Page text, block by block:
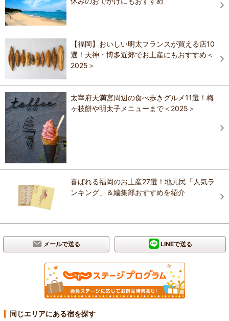
【福岡】おいしい明太フランスが買える店10
選！天神・博多近郊でお土産にもおすすめ＜
2025＞
太宰府天満宮周辺の食べ歩きグルメ11選！梅
ヶ枝餅や明太子メニューまで＜2025＞
喜ばれる福岡のお土産27選！地元民「人気ラ
ンキング」＆編集部おすすめを紹介
メールで送る LINEで送る
同じエリアにある宿を探す